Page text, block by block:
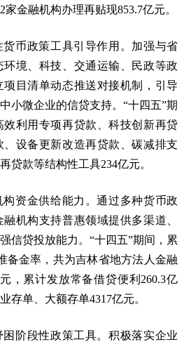
金融机构办理再贴现853.7亿元。
货币政策工具引导作用。加强与省
境、科技、交通运输、民政等政
目清单动态推送对接机制，引导
小微企业的信贷支持。“十四五”期
利用专项再贷款、科技创新再贷
设备更新改造再贷款、碳减排支
贷款等结构性工具234亿元。
资金供给能力。通过多种货币政
机构支持普惠领域提供多渠道、
信贷投放能力。“十四五”期间，累
备金率，共为吉林省地方法人金融
，累计发放常备借贷便利260.3亿
存单、大额存单4317亿元。
困阶段性政策工具。积极落实企业